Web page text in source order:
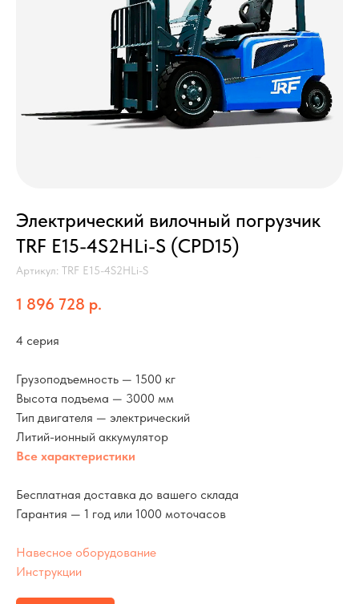
Электрический вилочный погрузчик
TRF E15-4S2HLi-S (CPD15)
Артикул: TRF E15-4S2HLi-S
1 896 728 р.
4 серия
Грузоподъемность — 1500 кг
Высота подъема — 3000 мм
Тип двигателя — электрический
Литий-ионный аккумулятор
Все характеристики
Бесплатная доставка до вашего склада
Гарантия — 1 год или 1000 моточасов
Навесное оборудование
Инструкции